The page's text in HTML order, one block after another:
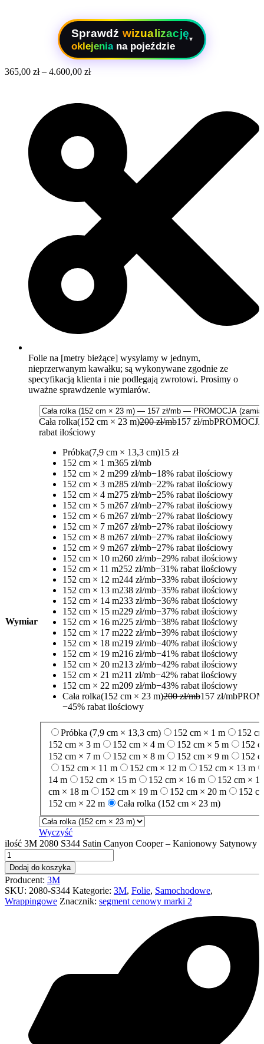
Sprawdź wizualizację
oklejenia na pojeździe
▾
365,00 zł– 4.600,00 zł
Folie na [metry bieżące] wysyłamy w jednym,
nieprzerwanym kawałku; są wykonywane zgodnie ze
specyfikacją klienta i nie podlegają zwrotowi. Prosimy o
uważne sprawdzenie wymiarów.
Wymiar
Cała rolka(152 cm × 23 m)200 zł/mb157 zł/mb
rabat ilościowy
Próbka(7,9 cm × 13,3 cm)15 zł
152 cm × 1 m365 zł/mb
152 cm × 2 m299 zł/mb−18% rabat ilościowy
152 cm × 3 m285 zł/mb−22% rabat ilościowy
152 cm × 4 m275 zł/mb−25% rabat ilościowy
152 cm × 5 m267 zł/mb−27% rabat ilościowy
152 cm × 6 m267 zł/mb−27% rabat ilościowy
152 cm × 7 m267 zł/mb−27% rabat ilościowy
152 cm × 8 m267 zł/mb−27% rabat ilościowy
152 cm × 9 m267 zł/mb−27% rabat ilościowy
152 cm × 10 m260 zł/mb−29% rabat ilościowy
152 cm × 11 m252 zł/mb−31% rabat ilościowy
152 cm × 12 m244 zł/mb−33% rabat ilościowy
152 cm × 13 m238 zł/mb−35% rabat ilościowy
152 cm × 14 m233 zł/mb−36% rabat ilościowy
152 cm × 15 m229 zł/mb−37% rabat ilościowy
152 cm × 16 m225 zł/mb−38% rabat ilościowy
152 cm × 17 m222 zł/mb−39% rabat ilościowy
152 cm × 18 m219 zł/mb−40% rabat ilościowy
152 cm × 19 m216 zł/mb−41% rabat ilościowy
152 cm × 20 m213 zł/mb−42% rabat ilościowy
152 cm × 21 m211 zł/mb−42% rabat ilościowy
152 cm × 22 m209 zł/mb−43% rabat ilościowy
Cała rolka(152 cm × 23 m)200 zł/mb157 zł/mb
−45% rabat ilościowy
Próbka (7,9 cm × 13,3 cm) 152 cm × 1 m
152
152 cm × 3 m
152 cm × 4 m 152 cm × 5 m
152
152 cm × 7 m
152 cm × 8 m 152 cm × 9 m
152
152 cm × 11 m
152 cm × 12 m
152 cm × 13 m
14 m
152 cm × 15 m 152 cm × 16 m
152 cm ×
cm × 18 m
152 cm × 19 m 152 cm × 20 m
152
152 cm × 22 m
Cała rolka (152 cm × 23 m)
Wyczyść
ilość 3M 2080 S344 Satin Canyon Cooper – Kanionowy Satynowy
Dodaj do koszyka
Producent: 3M
SKU: 2080-S344 Kategorie: 3M, Folie, Samochodowe,
Wrappingowe Znacznik: segment cenowy marki 2